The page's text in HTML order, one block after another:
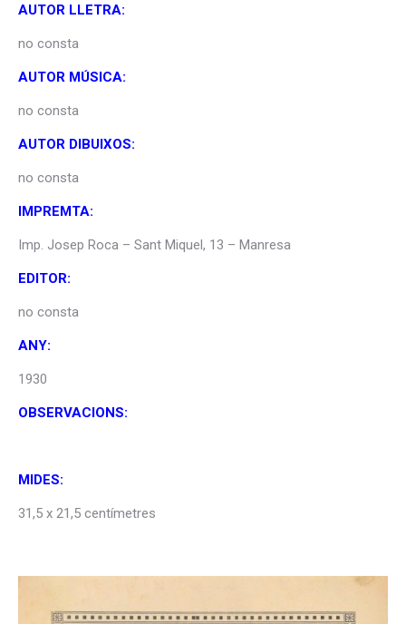
AUTOR LLETRA:
no consta
AUTOR MÚSICA:
no consta
AUTOR DIBUIXOS:
no consta
IMPREMTA:
Imp. Josep Roca – Sant Miquel, 13 – Manresa
EDITOR:
no consta
ANY:
1930
OBSERVACIONS:
MIDES:
31,5 x 21,5 centímetres